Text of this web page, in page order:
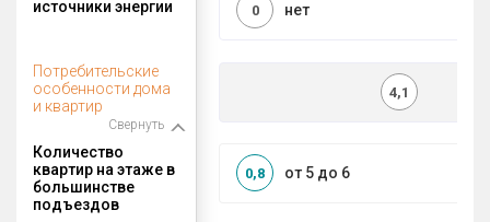
источники энергии
нет
0
Потребительские
особенности дома
и квартир
Свернуть
4,1
Количество
квартир на этаже в
большинстве
подъездов
от 5 до 6
0,8